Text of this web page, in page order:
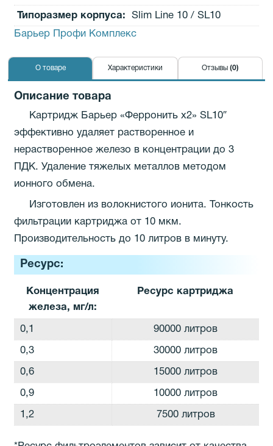
Типоразмер корпуса:
Slim Line 10 / SL10
Барьер Профи Комплекс
О товаре Характеристики Отзывы (0)
Описание товара
Картридж Барьер «Ферронить х2» SL10″
эффективно удаляет растворенное и
нерастворенное железо в концентрации до 3
ПДК. Удаление тяжелых металлов методом
ионного обмена.
Изготовлен из волокнистого ионита. Тонкость
фильтрации картриджа от 10 мкм.
Производительность до 10 литров в минуту.
Ресурс:
Концентрация
железа, мг/л:
Ресурс картриджа
0,1 90000 литров
0,3 30000 литров
0,6 15000 литров
0,9 10000 литров
1,2 7500 литров